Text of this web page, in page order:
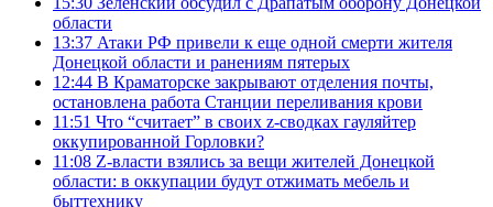
области
13:37 Атаки РФ привели к еще одной смерти жителя
Донецкой области и ранениям пятерых
12:44 В Краматорске закрывают отделения почты,
остановлена работа Станции переливания крови
11:51 Что “считает” в своих z-сводках гауляйтер
оккупированной Горловки?
11:08 Z-власти взялись за вещи жителей Донецкой
области: в оккупации будут отжимать мебель и
быттехнику